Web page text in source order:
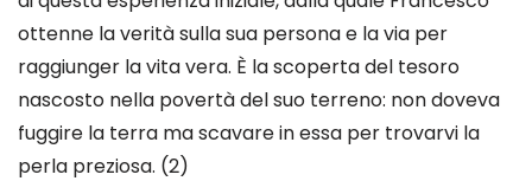
ottenne la verità sulla sua persona e la via per
raggiunger la vita vera. È la scoperta del tesoro
nascosto nella povertà del suo terreno: non doveva
fuggire la terra ma scavare in essa per trovarvi la
perla preziosa. (2)